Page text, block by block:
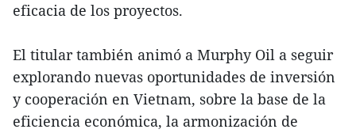
eficacia de los proyectos.
El titular también animó a Murphy Oil a seguir
explorando nuevas oportunidades de inversión
y cooperación en Vietnam, sobre la base de la
eficiencia económica, la armonización de